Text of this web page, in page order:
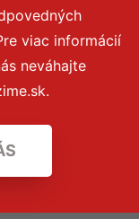
viac informácií
neváhajte